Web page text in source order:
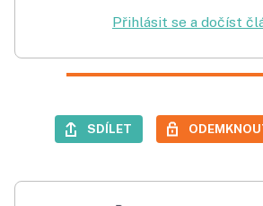
Přihlásit se a dočíst
SDÍLET